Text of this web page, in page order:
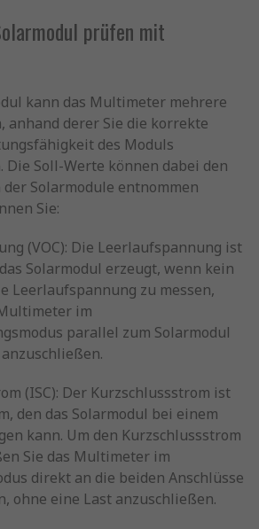
prüfen mit
kann das Multimeter mehrere
anhand derer Sie die korrekte
des Moduls
Soll-Werte können dabei den
Solarmodule entnommen
Sie:
(VOC): Die Leerlaufspannung ist
Solarmodul erzeugt, wenn kein
Leerlaufspannung zu messen,
im
parallel zum Solarmodul
(ISC): Der Kurzschlussstrom ist
den das Solarmodul bei einem
kann. Um den Kurzschlussstrom
Sie das Multimeter im
direkt an die beiden Anschlüsse
ohne eine Last anzuschließen.